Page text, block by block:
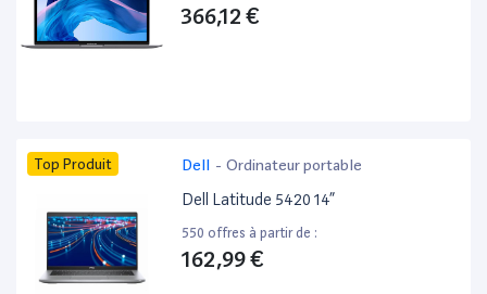
366,12 €
Top Produit Dell - Ordinateur portable
Dell Latitude 5420 14”
550 offres à partir de :
162,99 €